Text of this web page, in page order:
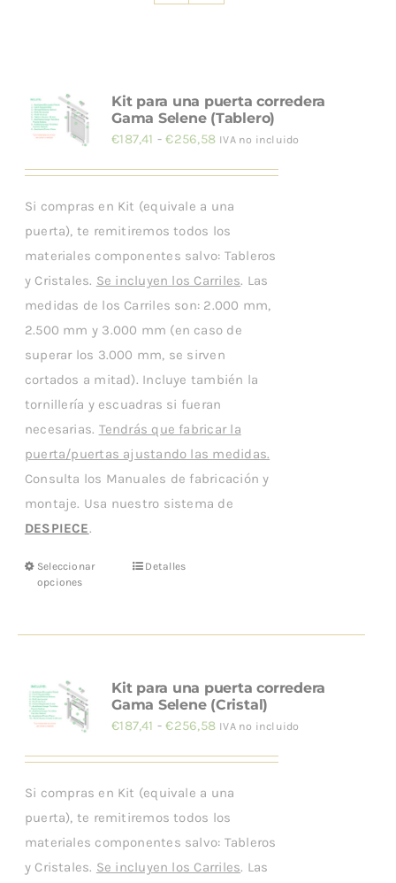
Kit para una puerta corredera
Gama Selene (Tablero)
€187,41 - €256,58Rango
desde
€187,41
hasta
€256,58
IVA no incluido
Si compras en Kit (equivale a una
puerta), te remitiremos todos los
materiales componentes salvo: Tableros
y Cristales. Se incluyen los Carriles. Las
medidas de los Carriles son: 2.000 mm,
2.500 mm y 3.000 mm (en caso de
superar los 3.000 mm, se sirven
cortados a mitad). Incluye también la
tornillería y escuadras si fueran
necesarias. Tendrás que fabricar la
puerta/puertas ajustando las medidas.
Consulta los Manuales de fabricación y
montaje. Usa nuestro sistema de
DESPIECE.
Seleccionar
opciones
Este
Las
opciones
pueden
elegir
en
la
página
Detalles
Kit para una puerta corredera
Gama Selene (Cristal)
€187,41 - €256,58Rango
desde
€187,41
hasta
€256,58
IVA no incluido
Si compras en Kit (equivale a una
puerta), te remitiremos todos los
materiales componentes salvo: Tableros
y Cristales. Se incluyen los Carriles. Las